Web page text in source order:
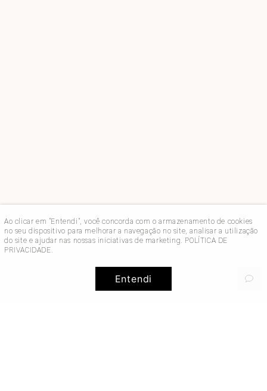
Ao clicar em "Entendi", você concorda com o armazenamento de cookies
no seu dispositivo para melhorar a navegação no site, analisar a utilização
do site e ajudar nas nossas iniciativas de marketing. POLÍTICA DE
PRIVACIDADE.
Entendi